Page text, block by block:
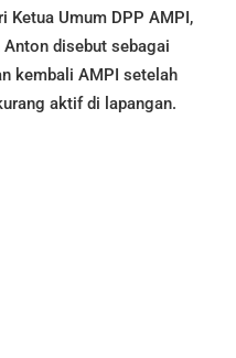
Umum DPP AMPI,
Anton disebut sebagai
kembali AMPI setelah
aktif di lapangan.